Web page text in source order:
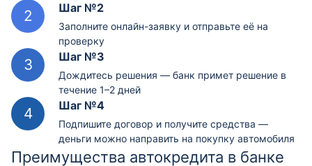
Шаг №2
Заполните онлайн-заявку и отправьте её на
проверку
Шаг №3
Дождитесь решения — банк примет решение в
течение 1–2 дней
Шаг №4
Подпишите договор и получите средства —
деньги можно направить на покупку автомобиля
Преимущества автокредита в банке